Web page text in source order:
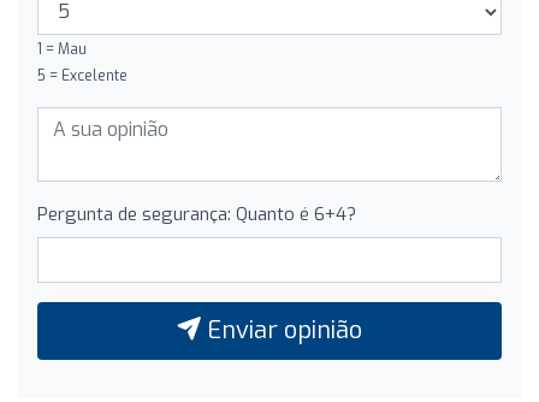
1 = Mau
5 = Excelente
Pergunta de segurança: Quanto é 6+4?
Enviar opinião